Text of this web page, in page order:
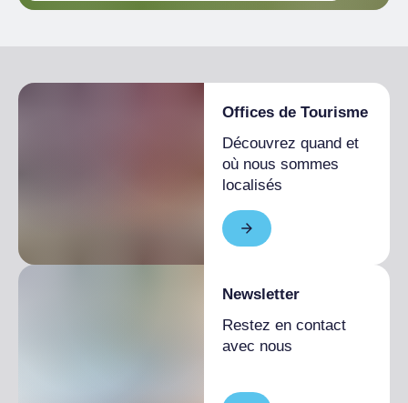
Offices de Tourisme
Découvrez quand et
où nous sommes
localisés
Newsletter
Restez en contact
avec nous